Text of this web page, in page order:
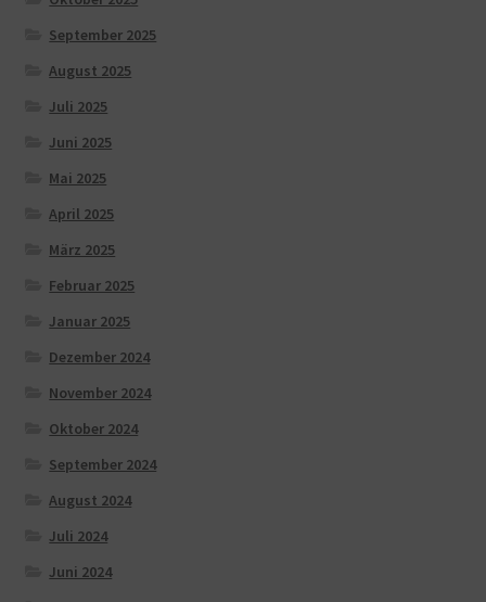
September 2025
August 2025
Juli 2025
Juni 2025
Mai 2025
April 2025
März 2025
Februar 2025
Januar 2025
Dezember 2024
November 2024
Oktober 2024
September 2024
August 2024
Juli 2024
Juni 2024